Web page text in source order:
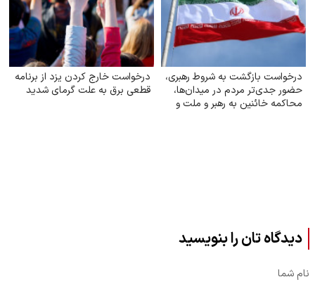
درخواست بازگشت به شروط رهبری،
حضور جدی‌تر مردم در میدان‌ها،
محاکمه خائنین به رهبر و ملت و
درخواست خارج کردن یزد از برنامه
قطعی برق به علت گرمای شدید
دیدگاه تان را بنویسید
نام شما